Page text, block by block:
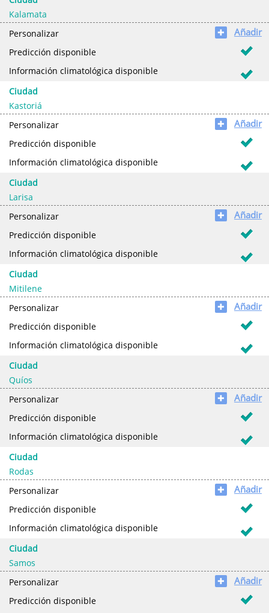
Kalamata
Personalizar
✚ Añadir
Predicción disponible
Información climatológica disponible
Ciudad
Kastoriá
Personalizar
✚ Añadir
Predicción disponible
Información climatológica disponible
Ciudad
Larisa
Personalizar
✚ Añadir
Predicción disponible
Información climatológica disponible
Ciudad
Mitilene
Personalizar
✚ Añadir
Predicción disponible
Información climatológica disponible
Ciudad
Quíos
Personalizar
✚ Añadir
Predicción disponible
Información climatológica disponible
Ciudad
Rodas
Personalizar
✚ Añadir
Predicción disponible
Información climatológica disponible
Ciudad
Samos
Personalizar
✚ Añadir
Predicción disponible